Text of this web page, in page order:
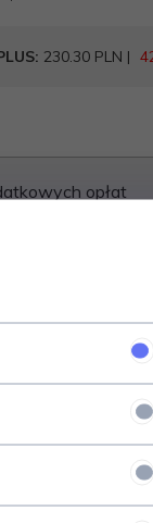
230.30 PLN |
opłat